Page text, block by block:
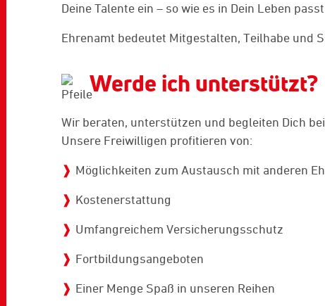
Deine Talente ein – so wie es in Dein Leben passt.
Ehrenamt bedeutet Mitgestalten, Teilhabe und
Werde ich unterstützt?
Wir beraten, unterstützen und begleiten Dich
Unsere Freiwilligen profitieren von:
Möglichkeiten zum Austausch mit anderen
Kostenerstattung
Umfangreichem Versicherungsschutz
Fortbildungsangeboten
Einer Menge Spaß in unseren Reihen